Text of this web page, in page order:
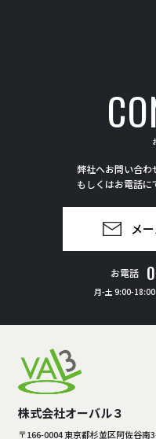
弊社へお問い合わ
もしくはお電話に
メ
お電話
月-土 9:00-18:00
株式会社オーバル３
〒166-0004 東京都杉並区阿佐谷南